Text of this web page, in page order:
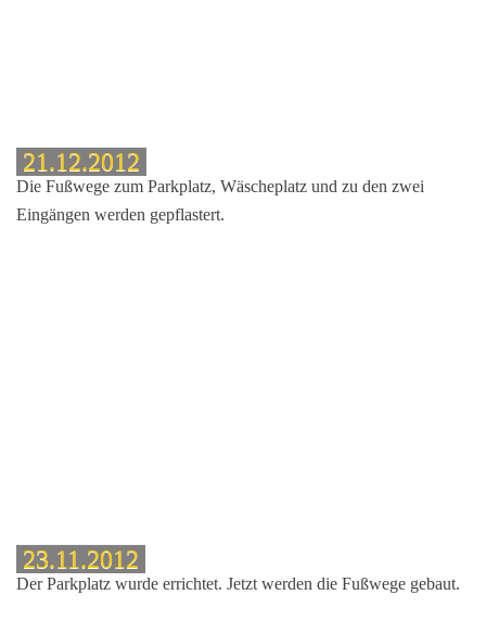
21.12.2012
Die Fußwege zum Parkplatz, Wäscheplatz und zu den zwei
Eingängen werden gepflastert.
23.11.2012
Der Parkplatz wurde errichtet. Jetzt werden die Fußwege gebaut.